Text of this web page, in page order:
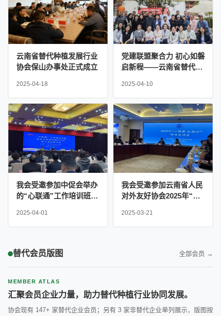
云南省替代种植发展行业
协会保山办事处正式成立
2025-04-18
党建联盟聚合力 初心如磐
启新程——云南省替代种
合严家地社区党委举办主
题茶话会
2025-04-10
我会受邀参加中促会举办
的“心联通”工作培训班暨
设培训班
2025-04-01
我会受邀参加云南省人民
对外友好协会2025年“心
2025-03-21
替代会员版图 全部会员 →
MEMBER ATLAS
汇聚会员企业力量，助力替代种植行业协同发展。
协会现有 147+ 家替代企业会员；另有 3 家非替代企业单列展示，版图按